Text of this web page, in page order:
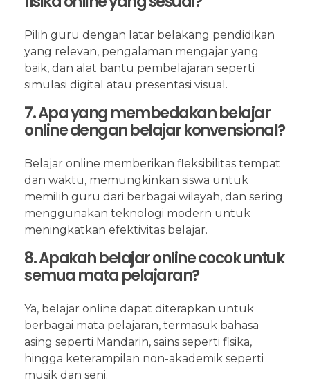
Pilih guru dengan latar belakang pendidikan
yang relevan, pengalaman mengajar yang
baik, dan alat bantu pembelajaran seperti
simulasi digital atau presentasi visual.
7. Apa yang membedakan belajar
online dengan belajar konvensional?
Belajar online memberikan fleksibilitas tempat
dan waktu, memungkinkan siswa untuk
memilih guru dari berbagai wilayah, dan sering
menggunakan teknologi modern untuk
meningkatkan efektivitas belajar.
8. Apakah belajar online cocok untuk
semua mata pelajaran?
Ya, belajar online dapat diterapkan untuk
berbagai mata pelajaran, termasuk bahasa
asing seperti Mandarin, sains seperti fisika,
hingga keterampilan non-akademik seperti
musik dan seni.